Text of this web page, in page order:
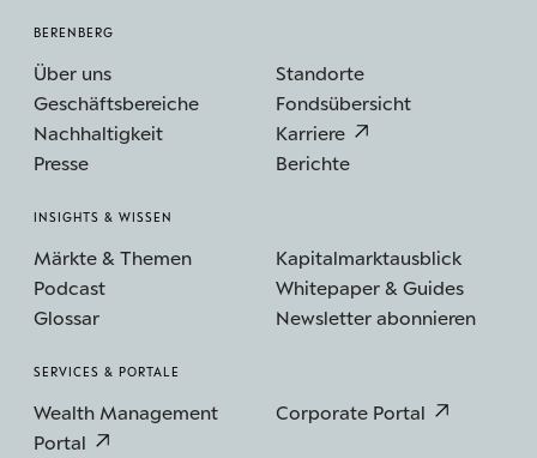
BERENBERG
Über uns
Standorte
Geschäftsbereiche
Fondsübersicht
Nachhaltigkeit
Karriere
Presse
Berichte
INSIGHTS & WISSEN
Märkte & Themen
Kapitalmarktausblick
Podcast
Whitepaper & Guides
Glossar
Newsletter abonnieren
SERVICES & PORTALE
Wealth Management
Portal
Corporate Portal